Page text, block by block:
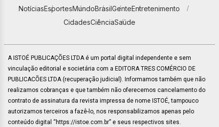
NotíciasEsportesMundoBrasilGenteEntretenimento
CidadesCiênciaSaúde
A ISTOÉ PUBLICAÇÕES LTDA é um portal digital independente e sem
vinculação editorial e societária com a EDITORA TRES COMÉRCIO DE
PUBLICACÕES LTDA (recuperação judicial). Informamos também que não
realizamos cobranças e que também não oferecemos cancelamento do
contrato de assinatura da revista impressa de nome ISTOÉ, tampouco
autorizamos terceiros a fazê-lo, nos responsabilizamos apenas pelo
conteúdo digital “https://istoe.com.br” e seus respectivos sites.